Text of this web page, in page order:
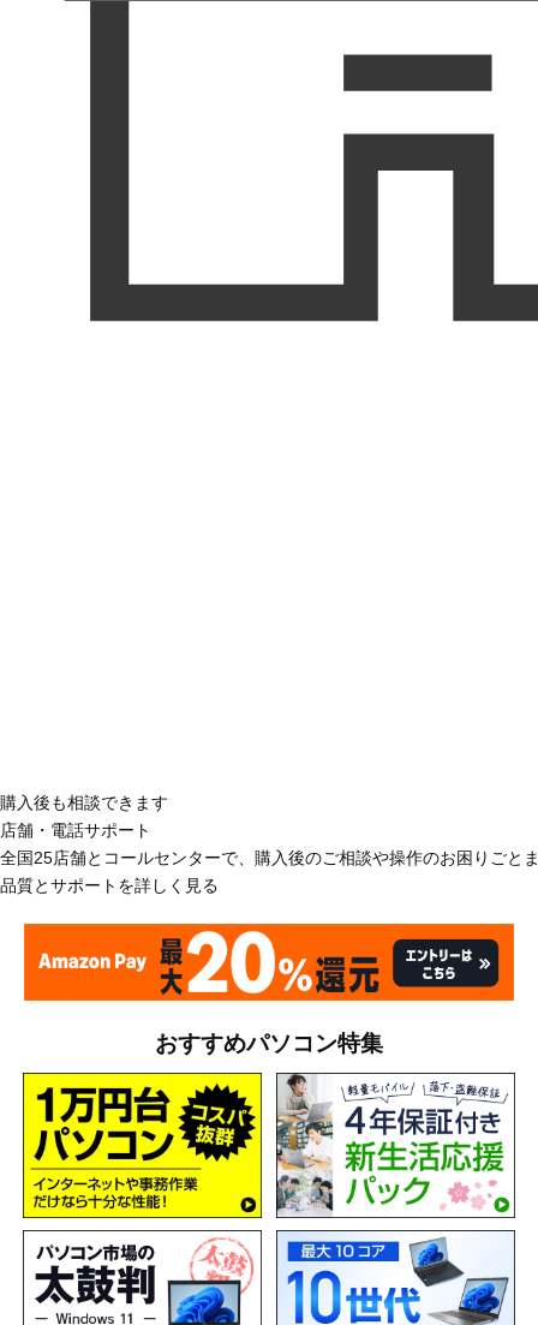
購入後も相談できます
店舗・電話サポート
全国25店舗とコールセンターで、購入後のご相談や操作のお困りごと
品質とサポートを詳しく見る
おすすめパソコン特集